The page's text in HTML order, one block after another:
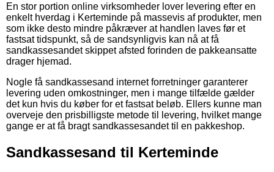
En stor portion online virksomheder lover levering efter en
enkelt hverdag i Kerteminde på massevis af produkter, men
som ikke desto mindre påkræver at handlen laves før et
fastsat tidspunkt, så de sandsynligvis kan nå at få
sandkassesandet skippet afsted forinden de pakkeansatte
drager hjemad.
Nogle få sandkassesand internet forretninger garanterer
levering uden omkostninger, men i mange tilfælde gælder
det kun hvis du køber for et fastsat beløb. Ellers kunne man
overveje den prisbilligste metode til levering, hvilket mange
gange er at få bragt sandkassesandet til en pakkeshop.
Sandkassesand til Kerteminde